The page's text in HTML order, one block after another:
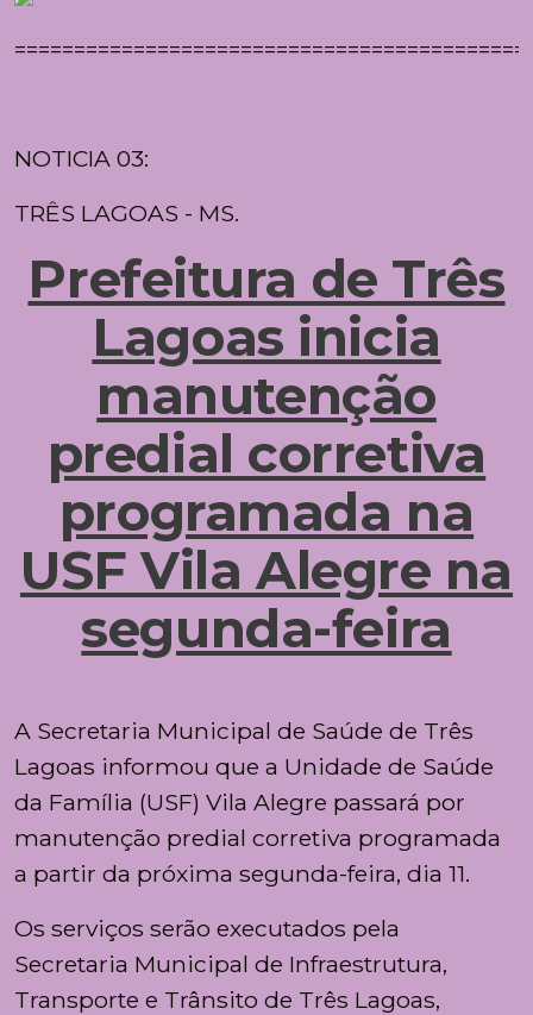
NOTICIA 03:
TRÊS LAGOAS - MS.
Prefeitura de Três
Lagoas inicia
manutenção
predial corretiva
programada na
USF Vila Alegre na
segunda-feira
A Secretaria Municipal de Saúde de Três
Lagoas informou que a Unidade de Saúde
da Família (USF) Vila Alegre passará por
manutenção predial corretiva programada
a partir da próxima segunda-feira, dia 11.
Os serviços serão executados pela
Secretaria Municipal de Infraestrutura,
Transporte e Trânsito de Três Lagoas,